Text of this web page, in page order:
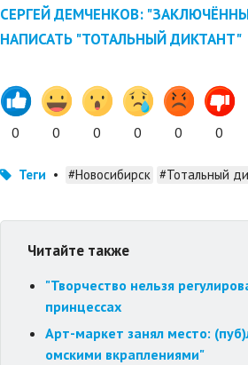
СЕРГЕЙ ДЕМЧЕНКОВ:
НАПИСАТЬ "ТОТАЛЬНЫЙ ДИКТАНТ"
0 0 0 0 0 0
Теги • #Новосибирск #Тотальный
Читайте также
"Творчество нельзя
принцессах
Арт-маркет занял место:
омскими вкраплениями"